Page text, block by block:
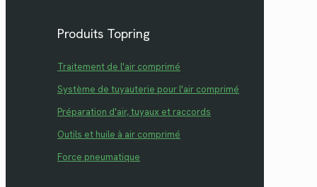
Produits Topring
Traitement de l'air comprimé
Système de tuyauterie pour l'air comprimé
Préparation d'air, tuyaux et raccords
Outils et huile à air comprimé
Force pneumatique